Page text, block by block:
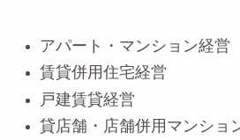
アパート・マンション経営
賃貸併用住宅経営
戸建賃貸経営
貸店舗・店舗併用マンショ